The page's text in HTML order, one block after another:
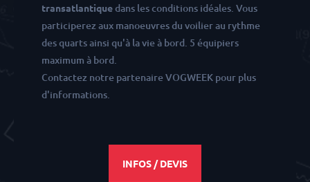
transatlantiquedans les conditions idéales. Vous
participerez aux manoeuvres du voilier au rythme
des quarts ainsi qu'à la vie à bord. 5 équipiers
maximum à bord.
Contactez notre partenaire VOGWEEK pour plus
d'informations.
INFOS / DEVIS